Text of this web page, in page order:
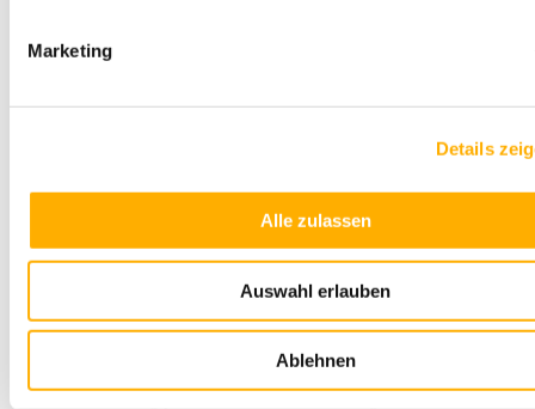
Marketing
Details
Alle zulassen
Auswahl erlauben
Ablehnen
Parkscheibe "Kunststoff"
Viele Parkplätze in der Stadt sind entweder kostenpflichtig
oder man darf dort nur mit einer Parkscheibe für eine gewisse